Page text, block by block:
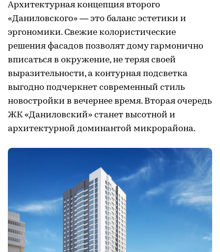
Архитектурная концепция второго
«Даниловского» — это баланс эстетики и
эргономики. Свежие колористические
решения фасадов позволят дому гармонично
вписаться в окружение, не теряя своей
выразительности, а контурная подсветка
выгодно подчеркнет современный стиль
новостройки в вечернее время. Вторая очередь
ЖК «Даниловский» станет высотной и
архитектурной доминантой микрорайона.